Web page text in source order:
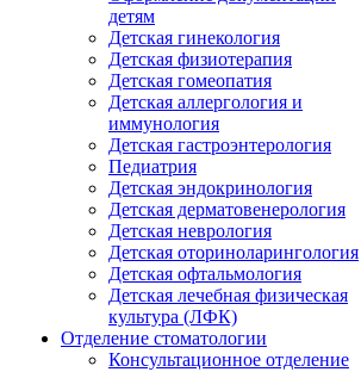
детям
Детская гинекология
Детская физиотерапия
Детская гомеопатия
Детская аллергология и
иммунология
Детская гастроэнтерология
Педиатрия
Детская эндокринология
Детская дерматовенерология
Детская неврология
Детская оториноларингология
Детская офтальмология
Детская лечебная физическая
культура (ЛФК)
Отделение стоматологии
Консультационное отделение